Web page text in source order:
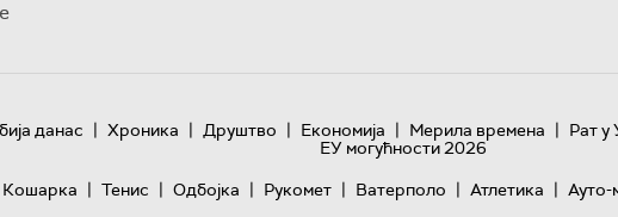
данас | Хроника | Друштво | Економија | Мерила времена | Рат у
ЕУ могућности 2026
Кошарка | Тенис | Одбојка | Рукомет | Ватерполо | Атлетика | Ауто-